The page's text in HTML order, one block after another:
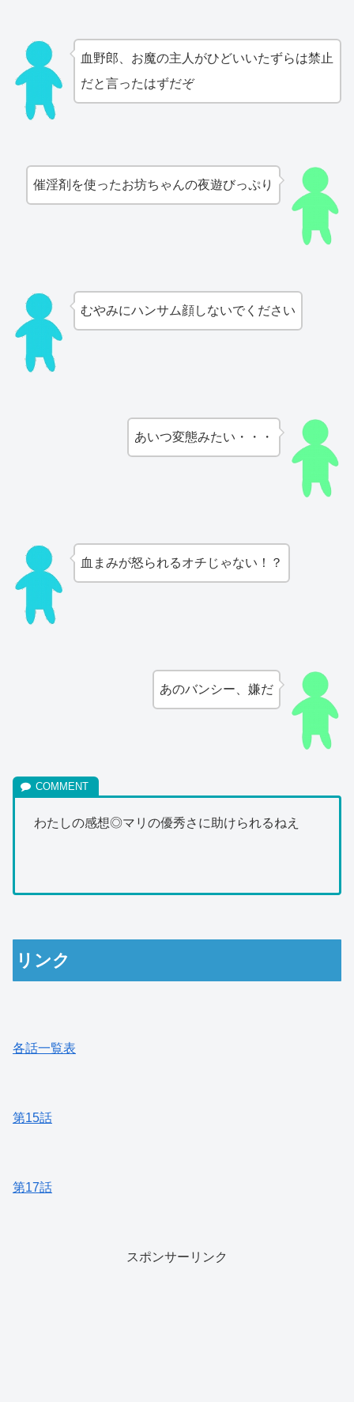
血野郎、お魔の主人がひどいいたずらは禁止
だと言ったはずだぞ
催淫剤を使ったお坊ちゃんの夜遊びっぷり
むやみにハンサム顔しないでください
あいつ変態みたい・・・
血まみが怒られるオチじゃない！？
あのバンシー、嫌だ
わたしの感想◎マリの優秀さに助けられるねえ
リンク
各話一覧表
第15話
第17話
スポンサーリンク